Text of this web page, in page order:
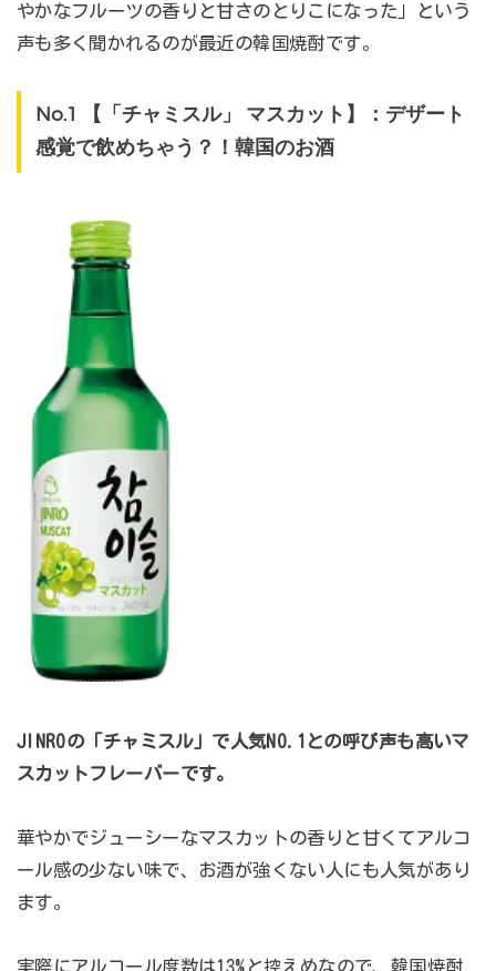
やかなフルーツの香りと甘さのとりこになった」という
声も多く聞かれるのが最近の韓国焼酎です。
No.1 【「チャミスル」 マスカット】：デザート
感覚で飲めちゃう？！韓国のお酒
JINROの「チャミスル」で人気NO.1との呼び声も高いマ
スカットフレーバーです。
華やかでジューシーなマスカットの香りと甘くてアルコ
ール感の少ない味で、お酒が強くない人にも人気があり
ます。
実際にアルコール度数は13%と控えめなので、韓国焼酎